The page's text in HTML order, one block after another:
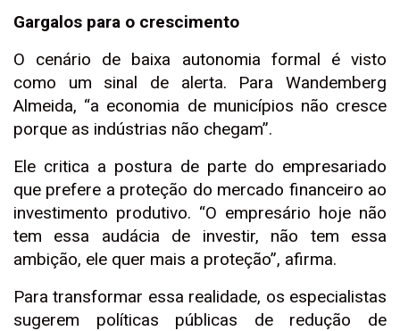
Gargalos para o crescimento
O cenário de baixa autonomia formal é visto
como um sinal de alerta. Para Wandemberg
Almeida, “a economia de municípios não cresce
porque as indústrias não chegam”.
Ele critica a postura de parte do empresariado
que prefere a proteção do mercado financeiro ao
investimento produtivo. “O empresário hoje não
tem essa audácia de investir, não tem essa
ambição, ele quer mais a proteção”, afirma.
Para transformar essa realidade, os especialistas
sugerem políticas públicas de redução de